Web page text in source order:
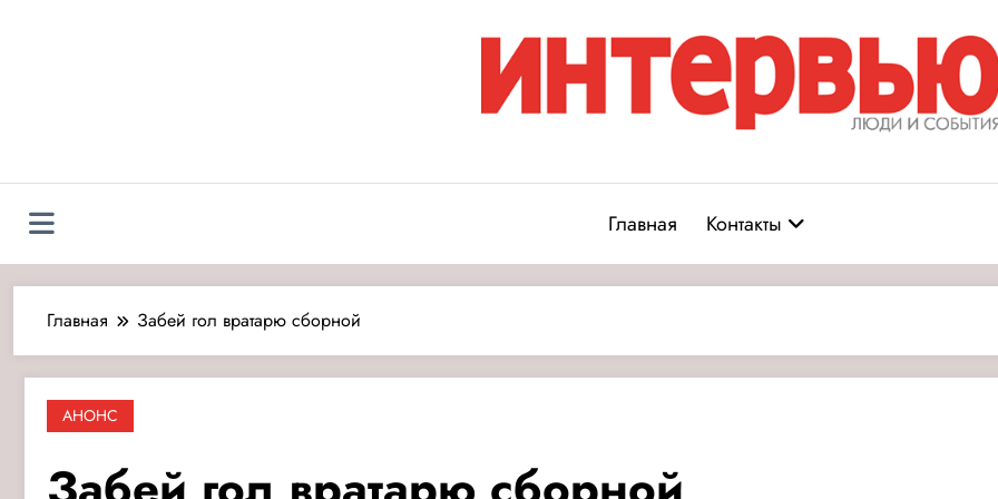
Журнал «Интервью: Люди и
Главная
Контакты
Главная Забей гол вратарю сборной
АНОНС